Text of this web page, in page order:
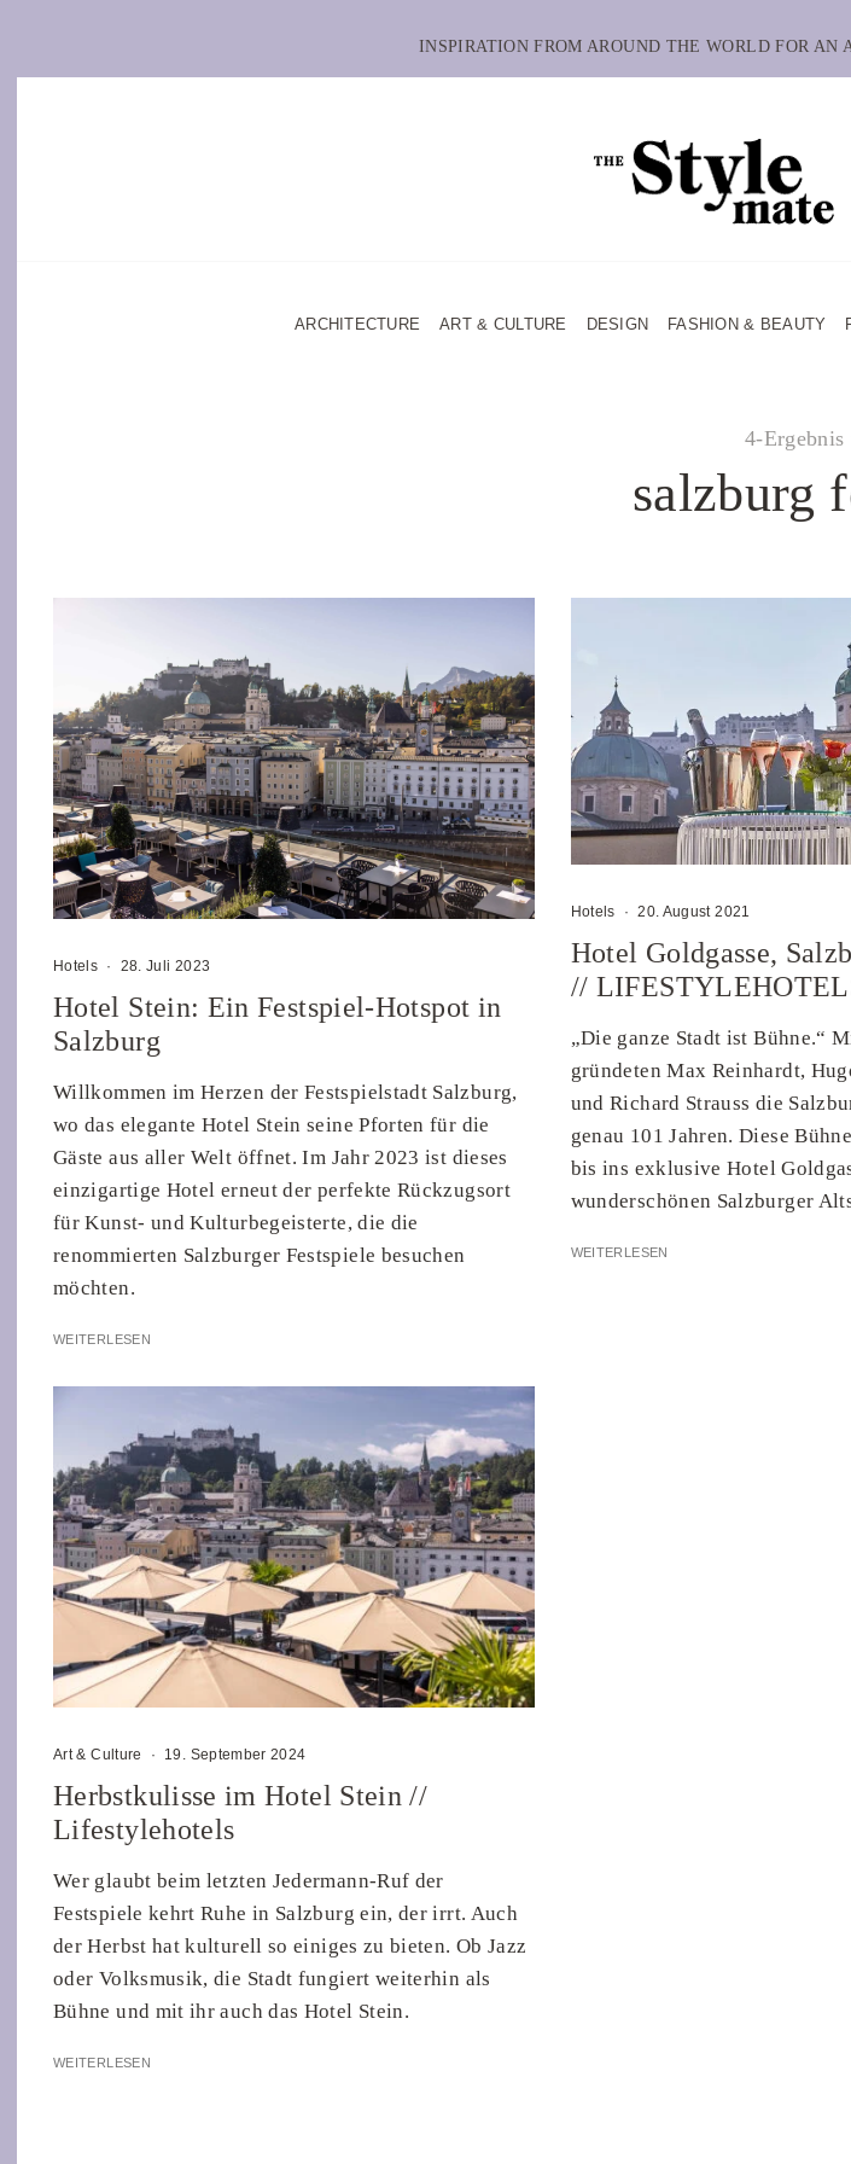
INSPIRATION FROM AROUND THE WORLD FOR
ARCHITECTURE ART & CULTURE DESIGN FASHION & BEAUTY
4-
salzburg
Hotels · 28. Juli 2023
Hotel Stein: Ein Festspiel-Hotspot in
Salzburg
Willkommen im Herzen der Festspielstadt Salzburg,
wo das elegante Hotel Stein seine Pforten für die
Gäste aus aller Welt öffnet. Im Jahr 2023 ist dieses
einzigartige Hotel erneut der perfekte Rückzugsort
für Kunst- und Kulturbegeisterte, die die
renommierten Salzburger Festspiele besuchen
möchten.
WEITERLESEN
Art & Culture · 19. September 2024
Herbstkulisse im Hotel Stein //
Lifestylehotels
Wer glaubt beim letzten Jedermann-Ruf der
Festspiele kehrt Ruhe in Salzburg ein, der irrt. Auch
der Herbst hat kulturell so einiges zu bieten. Ob Jazz
oder Volksmusik, die Stadt fungiert weiterhin als
Bühne und mit ihr auch das Hotel Stein.
WEITERLESEN
Hotels · 20. August 2021
Hotel Goldgasse,
//
„Die ganze Stadt ist Bühne.“
gründeten Max Reinhardt,
und Richard Strauss die
genau 101 Jahren. Diese
bis ins exklusive Hotel
wunderschönen Salzburger
WEITERLESEN